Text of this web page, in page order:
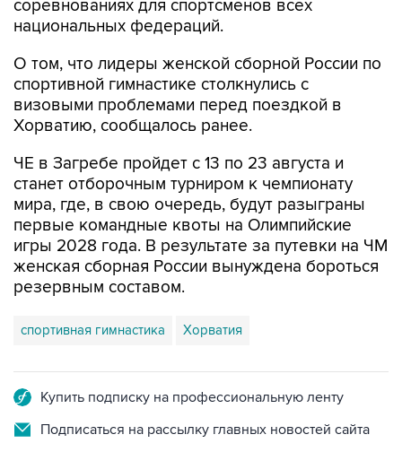
О том, что лидеры женской сборной России по
визовыми проблемами перед поездкой в
Хорватию, сообщалось ранее.
ЧЕ в Загребе пройдет с 13 по 23 августа и
мира, где, в свою очередь, будут разыграны
первые командные квоты на Олимпийские
игры 2028 года. В результате за путевки на ЧМ
женская сборная России вынуждена бороться
резервным составом.
спортивная гимнастика Хорватия
Подписаться на рассылку главных новостей сайта
Получать оперативные новости в официальном
канале